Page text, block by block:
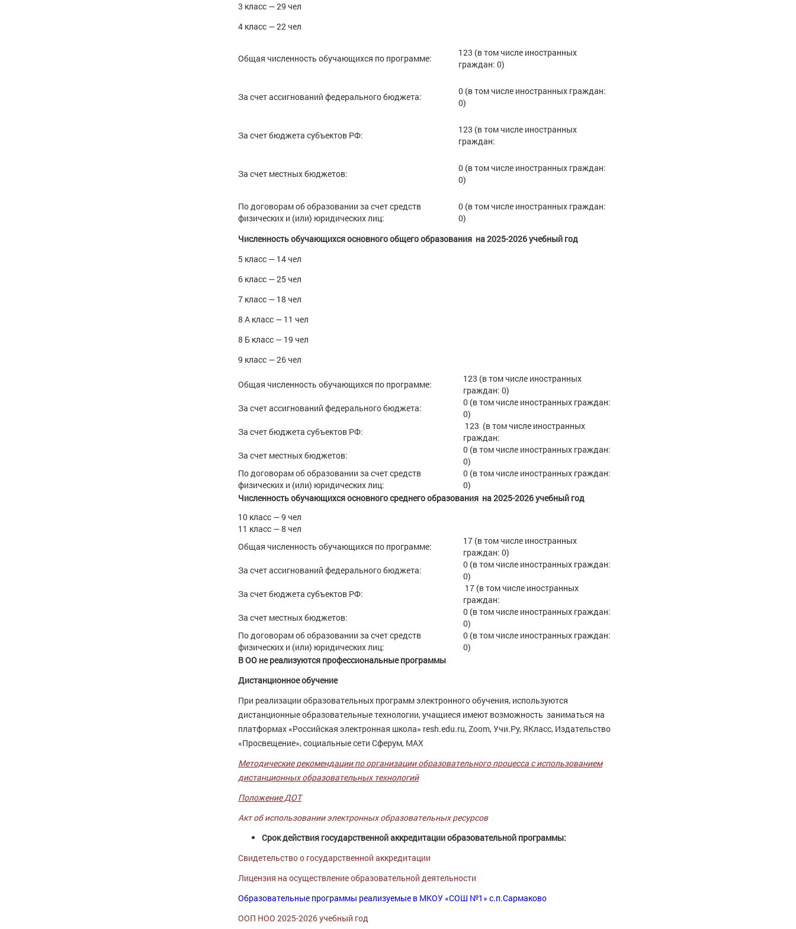
3 класс — 29 чел
4 класс — 22 чел
Общая численность обучающихся по программе:
123 (в том числе иностранных
граждан: 0)
За счет ассигнований федерального бюджета:
0 (в том числе иностранных граждан:
0)
За счет бюджета субъектов РФ:
123 (в том числе иностранных
граждан:
За счет местных бюджетов:
0 (в том числе иностранных граждан:
0)
По договорам об образовании за счет средств
физических и (или) юридических лиц:
0 (в том числе иностранных граждан:
0)
Численность обучающихся основного общего образования на 2025-2026 учебный год
5 класс — 14 чел
6 класс — 25 чел
7 класс — 18 чел
8 А класс — 11 чел
8 Б класс — 19 чел
9 класс — 26 чел
Общая численность обучающихся по программе:
123 (в том числе иностранных
граждан: 0)
За счет ассигнований федерального бюджета:
0 (в том числе иностранных граждан:
0)
За счет бюджета субъектов РФ:
123 (в том числе иностранных
граждан:
За счет местных бюджетов:
0 (в том числе иностранных граждан:
0)
По договорам об образовании за счет средств
физических и (или) юридических лиц:
0 (в том числе иностранных граждан:
0)
Численность обучающихся основного среднего образования на 2025-2026 учебный год
10 класс — 9 чел
11 класс — 8 чел
Общая численность обучающихся по программе:
17 (в том числе иностранных
граждан: 0)
За счет ассигнований федерального бюджета:
0 (в том числе иностранных граждан:
0)
За счет бюджета субъектов РФ:
17 (в том числе иностранных
граждан:
За счет местных бюджетов:
0 (в том числе иностранных граждан:
0)
По договорам об образовании за счет средств
физических и (или) юридических лиц:
0 (в том числе иностранных граждан:
0)
В ОО не реализуются профессиональные программы
Дистанционное обучение
При реализации образовательных программ электронного обучения, используются
дистанционные образовательные технологии, учащиеся имеют возможность заниматься на
платформах «Российская электронная школа» resh.edu.ru, Zoom, Учи.Ру, ЯКласс, Издательство
«Просвещение», социальные сети Сферум, МАХ
Методические рекомендации по организации образовательного процесса с использованием
дистанционных образовательных технологий
Положение ДОТ
Акт об использовании электронных образовательных ресурсов
Срок действия государственной аккредитации образовательной программы:
Свидетельство о государственной аккредитации
Лицензия на осуществление образовательной деятельности
Образовательные программы реализуемые в МКОУ «СОШ №1» с.п.Сармаково
ООП НОО 2025-2026 учебный год